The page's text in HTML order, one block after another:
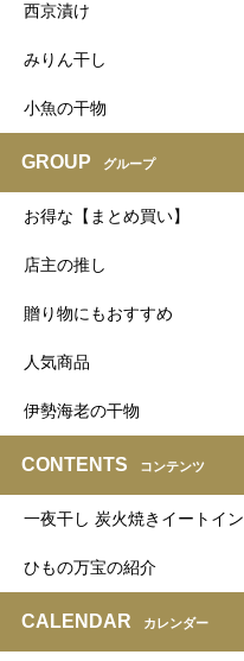
西京漬け
みりん干し
小魚の干物
GROUP グループ
お得な【まとめ買い】
店主の推し
贈り物にもおすすめ
人気商品
伊勢海老の干物
CONTENTS コンテンツ
一夜干し 炭火焼きイートイン
ひもの万宝の紹介
CALENDAR カレンダー